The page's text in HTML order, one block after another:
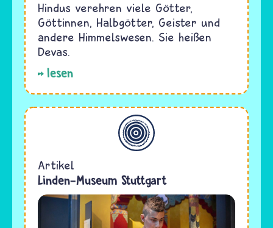
Hindus verehren viele Götter,
Göttinnen, Halbgötter, Geister und
andere Himmelswesen. Sie heißen
Devas.
lesen
Allgemein
Artikel
Linden-Museum Stuttgart